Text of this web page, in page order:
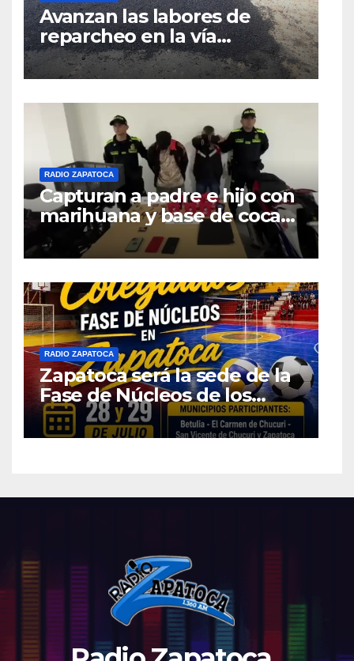
Avanzan las labores de
reparcheo en la vía
Zapatoca–Girón gracias al
apoyo voluntario
RADIO ZAPATOCA
Capturan a padre e hijo con
marihuana y base de coca
en el barrio La Merced de
Zapatoca
RADIO ZAPATOCA
Zapatoca será la sede de la
Fase de Núcleos de los
Juegos Intercolegiados
2026